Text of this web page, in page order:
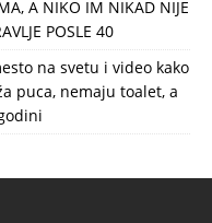
A NIKO IM NIKAD NIJE
POSLE 40
na svetu i video kako
puca, nemaju toalet, a